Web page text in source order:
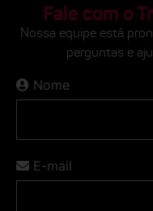
Fale com o
Nossa equipe está
perguntas e
Nome
E-mail